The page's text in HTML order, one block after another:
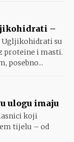
–
Ugljikohidrati su
proteine i masti.
posebno...
ulogu imaju
koji
tijelu – od